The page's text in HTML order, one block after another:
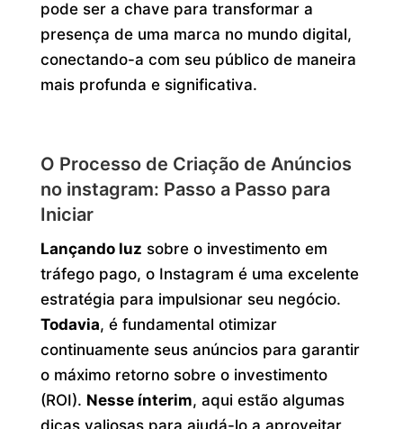
pode ser a chave para transformar a
presença de uma marca no mundo digital,
conectando-a com seu público de maneira
mais profunda e significativa.
O Processo de Criação de Anúncios
no instagram: Passo a Passo para
Iniciar
Lançando luz sobre o investimento em
tráfego pago, o Instagram é uma excelente
estratégia para impulsionar seu negócio.
Todavia, é fundamental otimizar
continuamente seus anúncios para garantir
o máximo retorno sobre o investimento
(ROI). Nesse ínterim, aqui estão algumas
dicas valiosas para ajudá-lo a aproveitar